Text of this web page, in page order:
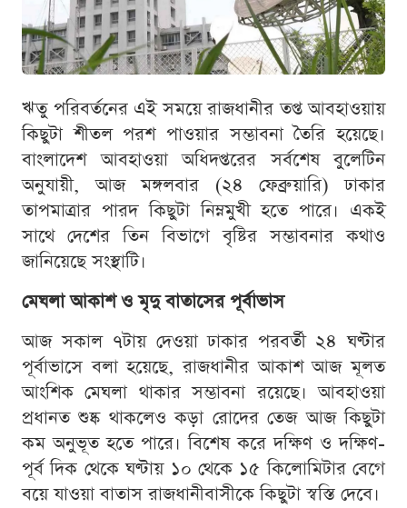
ঋতু পরিবর্তনের এই সময়ে রাজধানীর তপ্ত আবহাওয়ায়
কিছুটা শীতল পরশ পাওয়ার সম্ভাবনা তৈরি হয়েছে।
বাংলাদেশ আবহাওয়া অধিদপ্তরের সর্বশেষ বুলেটিন
অনুযায়ী, আজ মঙ্গলবার (২৪ ফেব্রুয়ারি) ঢাকার
তাপমাত্রার পারদ কিছুটা নিম্নমুখী হতে পারে। একই
সাথে দেশের তিন বিভাগে বৃষ্টির সম্ভাবনার কথাও
জানিয়েছে সংস্থাটি।
মেঘলা আকাশ ও মৃদু বাতাসের পূর্বাভাস
আজ সকাল ৭টায় দেওয়া ঢাকার পরবর্তী ২৪ ঘণ্টার
পূর্বাভাসে বলা হয়েছে, রাজধানীর আকাশ আজ মূলত
আংশিক মেঘলা থাকার সম্ভাবনা রয়েছে। আবহাওয়া
প্রধানত শুষ্ক থাকলেও কড়া রোদের তেজ আজ কিছুটা
কম অনুভূত হতে পারে। বিশেষ করে দক্ষিণ ও দক্ষিণ-
পূর্ব দিক থেকে ঘণ্টায় ১০ থেকে ১৫ কিলোমিটার বেগে
বয়ে যাওয়া বাতাস রাজধানীবাসীকে কিছুটা স্বস্তি দেবে।